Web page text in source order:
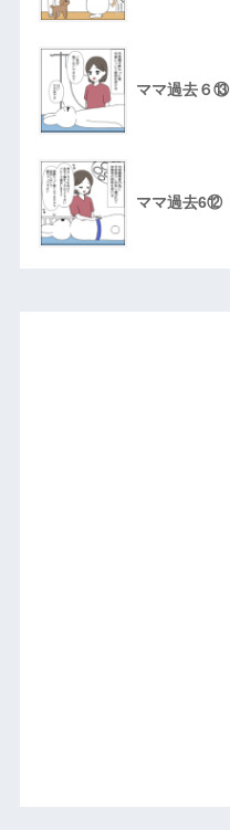
ママ過去６⑬
ママ過去6⑫